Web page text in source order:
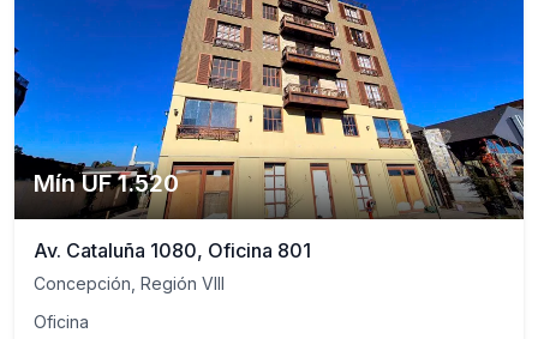
Mín UF 1.520
Av. Cataluña 1080, Oficina 801
Concepción, Región VIII
Oficina